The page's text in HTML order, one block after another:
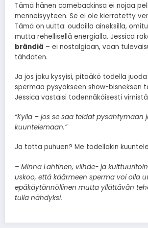
Tämä hänen comebackinsa ei nojaa
menneisyyteen. Se ei ole kierrätetty
Tämä on uutta: oudoilla aineksilla,
mutta rehellisellä energialla. Jessica
brändiä – ei nostalgiaan, vaan
tähdäten.
Ja jos joku kysyisi, pitääkö todella
spermaa pysyäkseen show-bisneksen
Jessica vastaisi todennäköisesti
“Kyllä – jos se saa teidät pysähtymään
kuuntelemaan.”
Ja totta puhuen? Me todellakin
– Minna Lahtinen, viihde- ja
uskoo, että käärmeen sperma voi olla
epäkäytännöllinen mutta yllättävän
tulla nähdyksi.